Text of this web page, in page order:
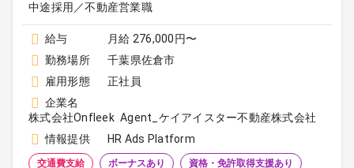
中途採用／不動産営業職
給与
月給 276,000円〜
勤務場所
千葉県佐倉市
雇用形態
正社員
企業名
株式会社Onfleek Agent_ケイアイスター不動産株式会社
情報提供
HR Ads Platform
交通費支給 ボーナスあり 資格・免許取得支援あり